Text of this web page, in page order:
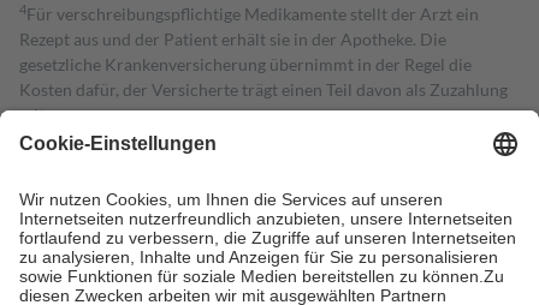
4Für verschreibungspflichtige Medikamente stellt der Arzt ein
Rezept aus und der Patient erhält sie in der Apotheke. Die
gesetzliche Krankenversicherung übernimmt in der Regel die
Kosten dafür, der Versicherte trägt einen Teil davon als Zuzahlung
mit.
Grundsätzlich leisten Mitglieder Zuzahlungen in Höhe von zehn
höchstens zehn Euro.
Es sind jedoch nie mehr als die tatsächlichen
Kosten der Leistung zu entrichten.
Diese Regeln gelten grundsätzlich auch für Online-Apotheken.
Bei Heilmitteln und häuslicher Krankenpflege beträgt die
Zuzahlung zehn Prozent der Kosten sowie zehn Euro je